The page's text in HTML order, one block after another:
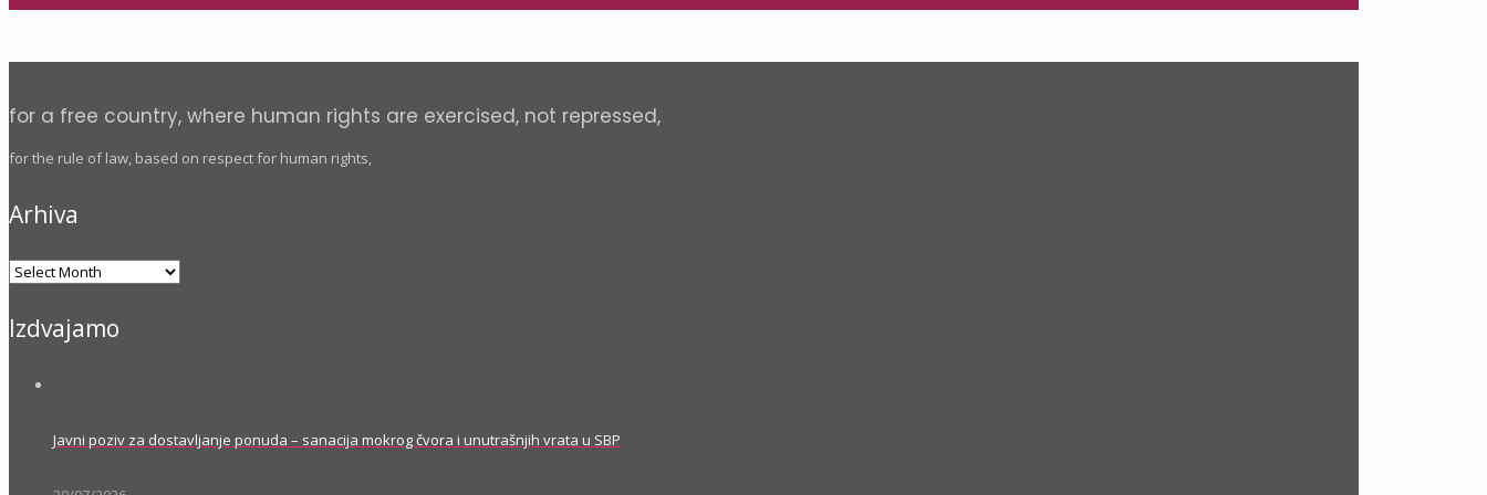
for a free country, where human rights are exercised, not repressed,
for the rule of law, based on respect for human rights,
Arhiva
Arhiva
Izdvajamo
Javni poziv za dostavljanje ponuda – sanacija mokrog čvora i unutrašnjih vrata u SBP